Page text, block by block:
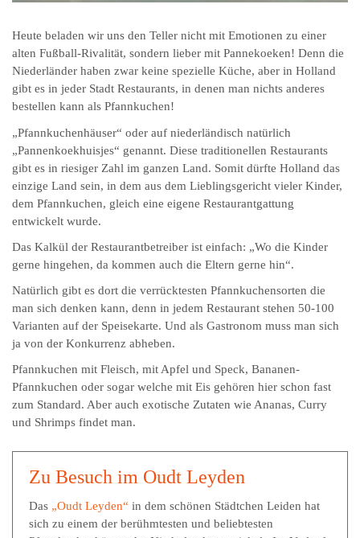
Heute beladen wir uns den Teller nicht mit Emotionen zu einer
alten Fußball-Rivalität, sondern lieber mit Pannekoeken! Denn die
Niederländer haben zwar keine spezielle Küche, aber in Holland
gibt es in jeder Stadt Restaurants, in denen man nichts anderes
bestellen kann als Pfannkuchen!
„Pfannkuchenhäuser“ oder auf niederländisch natürlich
„Pannenkoekhuisjes“ genannt. Diese traditionellen Restaurants
gibt es in riesiger Zahl im ganzen Land. Somit dürfte Holland das
einzige Land sein, in dem aus dem Lieblingsgericht vieler Kinder,
dem Pfannkuchen, gleich eine eigene Restaurantgattung
entwickelt wurde.
Das Kalkül der Restaurantbetreiber ist einfach: „Wo die Kinder
gerne hingehen, da kommen auch die Eltern gerne hin“.
Natürlich gibt es dort die verrücktesten Pfannkuchensorten die
man sich denken kann, denn in jedem Restaurant stehen 50-100
Varianten auf der Speisekarte. Und als Gastronom muss man sich
ja von der Konkurrenz abheben.
Pfannkuchen mit Fleisch, mit Apfel und Speck, Bananen-
Pfannkuchen oder sogar welche mit Eis gehören hier schon fast
zum Standard. Aber auch exotische Zutaten wie Ananas, Curry
und Shrimps findet man.
Zu Besuch im Oudt Leyden
Das „Oudt Leyden“ in dem schönen Städtchen Leiden hat
sich zu einem der berühmtesten und beliebtesten